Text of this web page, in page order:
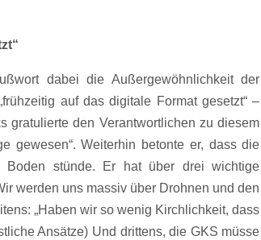
dabei die Außergewöhnlichkeit der
auf das digitale Format gesetzt“ –
gratulierte den Verantwortlichen zu diesem
gewesen“. Weiterhin betonte er, dass die
stünde. Er hat über drei wichtige
werden uns massiv über Drohnen und den
„Haben wir so wenig Kirchlichkeit, dass
Ansätze) Und drittens, die GKS müsse